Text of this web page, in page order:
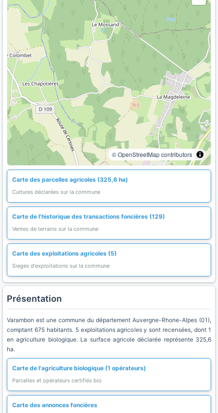
© OpenStreetMap contributors
Carte des parcelles agricoles (325,6 ha)
Cultures déclarées sur la commune
Carte de l'historique des transactions foncières (129)
Ventes de terrains sur la commune
Carte des exploitations agricoles (5)
Sieges d'exploitations sur la commune
Présentation
Varambon est une commune du département Auvergne-Rhone-Alpes (01),
comptant 675 habitants. 5 exploitations agricoles y sont recensées, dont 1
en agriculture biologique. La surface agricole déclarée représente 325,6
ha.
Carte de l'agriculture biologique (1 opérateurs)
Parcelles et opérateurs certifiés bio
Carte des annonces foncières